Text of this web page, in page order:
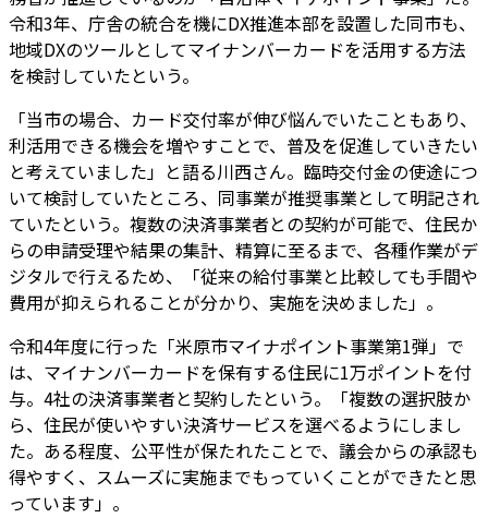
令和3年、庁舎の統合を機にDX推進本部を設置した同市も、
地域DXのツールとしてマイナンバーカードを活用する方法
を検討していたという。
「当市の場合、カード交付率が伸び悩んでいたこともあり、
利活用できる機会を増やすことで、普及を促進していきたい
と考えていました」と語る川西さん。臨時交付金の使途につ
いて検討していたところ、同事業が推奨事業として明記され
ていたという。複数の決済事業者との契約が可能で、住民か
らの申請受理や結果の集計、精算に至るまで、各種作業がデ
ジタルで行えるため、「従来の給付事業と比較しても手間や
費用が抑えられることが分かり、実施を決めました」。
令和4年度に行った「米原市マイナポイント事業第1弾」で
は、マイナンバーカードを保有する住民に1万ポイントを付
与。4社の決済事業者と契約したという。「複数の選択肢か
ら、住民が使いやすい決済サービスを選べるようにしまし
た。ある程度、公平性が保たれたことで、議会からの承認も
得やすく、スムーズに実施までもっていくことができたと思
っています」。